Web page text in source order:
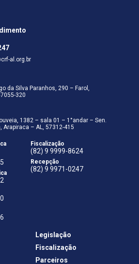
al.org.br
da Silva Paranhos, 290 – Farol,
320
1382 – sala 01 – 1°andar – Sen.
Arapiraca – AL, 57312-415
Fiscalização
(82) 9 9999-8624
Recepção
(82) 9 9971-0247
Legislação
Fiscalização
Parceiros